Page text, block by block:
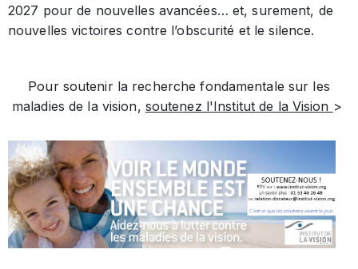
2027 pour de nouvelles avancées… et, surement, de
nouvelles victoires contre l’obscurité et le silence.
Pour soutenir la recherche fondamentale sur les
maladies de la vision, soutenez l'Institut de la Vision >